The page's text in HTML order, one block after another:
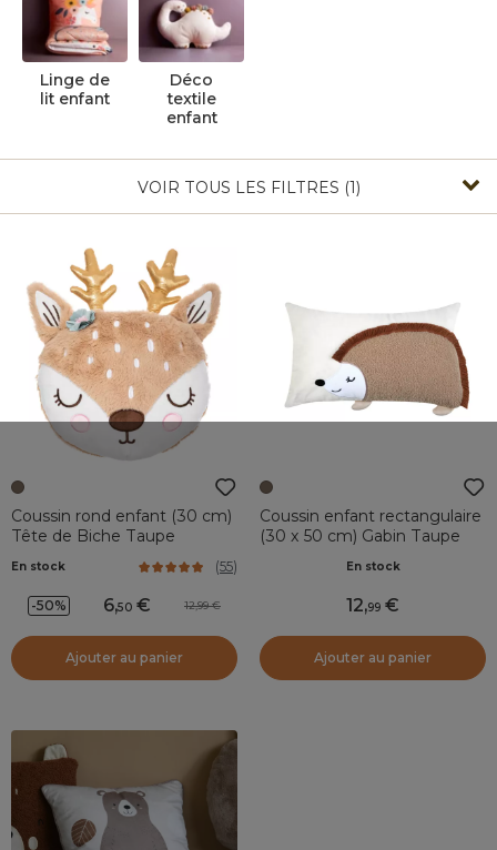
Linge de
lit enfant
Déco
textile
enfant
VOIR TOUS LES FILTRES (1)
Coussin rond enfant (30 cm)
Tête de Biche Taupe
En stock (55)
-50% 6,50 12,99
Ajouter au panier
Coussin enfant rectangulaire
(30 x 50 cm) Gabin Taupe
En stock
12,99
Ajouter au panier